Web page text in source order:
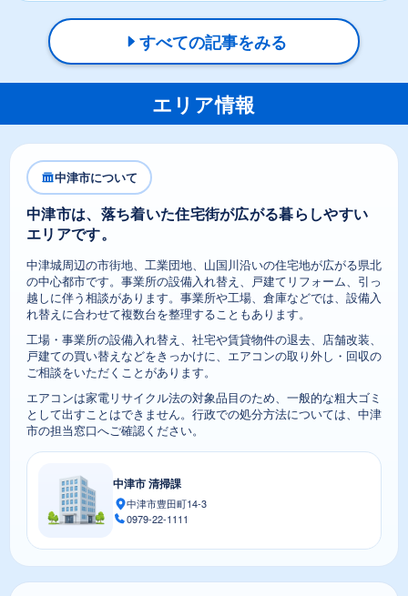
すべての記事をみる
エリア情報
中津市について
中津市は、落ち着いた住宅街が広がる暮らしやすい
エリアです。
中津城周辺の市街地、工業団地、山国川沿いの住宅地が広がる県北
の中心都市です。事業所の設備入れ替え、戸建てリフォーム、引っ
越しに伴う相談があります。事業所や工場、倉庫などでは、設備入
れ替えに合わせて複数台を整理することもあります。
工場・事業所の設備入れ替え、社宅や賃貸物件の退去、店舗改装、
戸建ての買い替えなどをきっかけに、エアコンの取り外し・回収の
ご相談をいただくことがあります。
エアコンは家電リサイクル法の対象品目のため、一般的な粗大ゴミ
として出すことはできません。行政での処分方法については、中津
市の担当窓口へご確認ください。
中津市 清掃課
中津市豊田町14-3
0979-22-1111